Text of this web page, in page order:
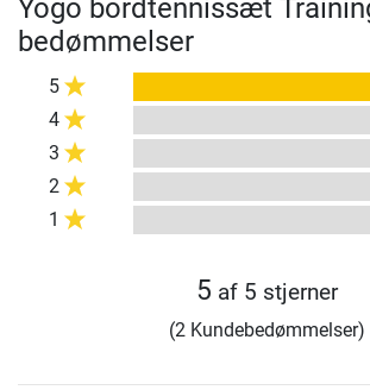
Yogo bordtennissæt
bedømmelser
5
4
3
2
1
5 af 5 stjerner
(2 Kundebedømmelser)